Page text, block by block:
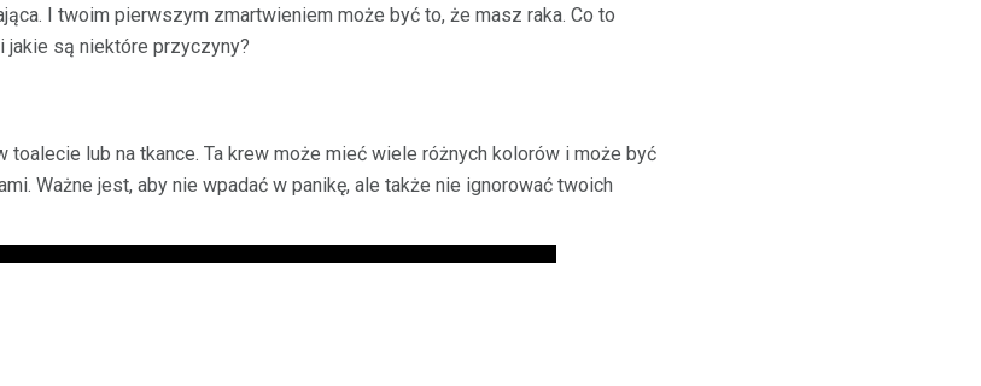
I twoim pierwszym zmartwieniem może być to, że masz raka. Co to
jakie są niektóre przyczyny?
toalecie lub na tkance. Ta krew może mieć wiele różnych kolorów i może być
Ważne jest, aby nie wpadać w panikę, ale także nie ignorować twoich